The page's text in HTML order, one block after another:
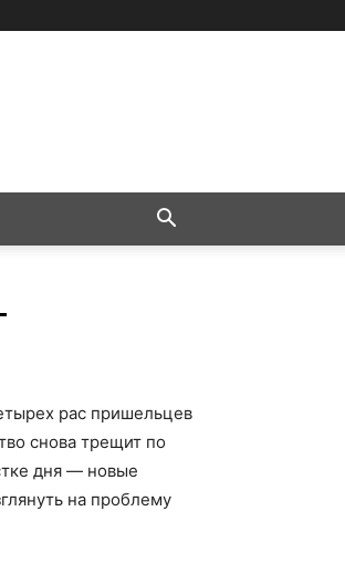
рас пришельцев
снова трещит по
дня — новые
на проблему